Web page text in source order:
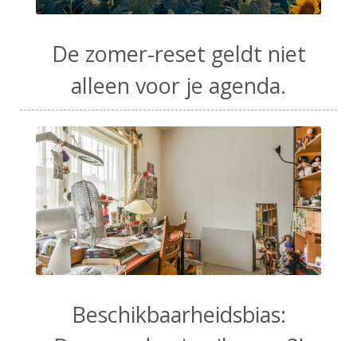
De zomer-reset geldt niet
alleen voor je agenda.
Beschikbaarheidsbias: